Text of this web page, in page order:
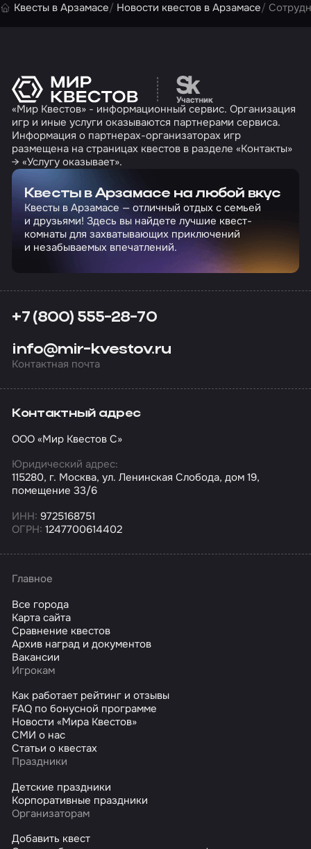
Квесты в Арзамасе Новости квестов в Арзамасе
Перейти на сайт
«Мир Квестов» - информационный сервис. Организация
игр и иные услуги оказываются партнерами сервиса.
Информация о партнерах-организаторах игр
размещена на страницах квестов в разделе «Контакты»
→ «Услугу оказывает».
Квесты в Арзамасе на любой вкус
Квесты в Арзамасе — отличный отдых с семьей
и друзьями! Здесь вы найдете лучшие квест-
комнаты для захватывающих приключений
и незабываемых впечатлений.
+7 (800) 555-28-70
info@mir-kvestov.ru
Контактная почта
Контактный адрес
ООО «Мир Квестов С»
Юридический адрес:
115280, г. Москва, ул. Ленинская Слобода, дом 19,
помещение 33/6
ИНН: 9725168751
ОГРН: 1247700614402
Главное
Все города
Карта сайта
Сравнение квестов
Архив наград и документов
Вакансии
Игрокам
Как работает рейтинг и отзывы
FAQ по бонусной программе
Новости «Мира Квестов»
СМИ о нас
Статьи о квестах
Праздники
Детские праздники
Корпоративные праздники
Организаторам
Добавить квест